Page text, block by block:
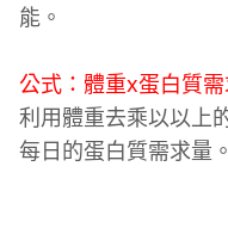
能。
公式：體重x蛋白質
利用體重去乘以以上
每日的蛋白質需求量。